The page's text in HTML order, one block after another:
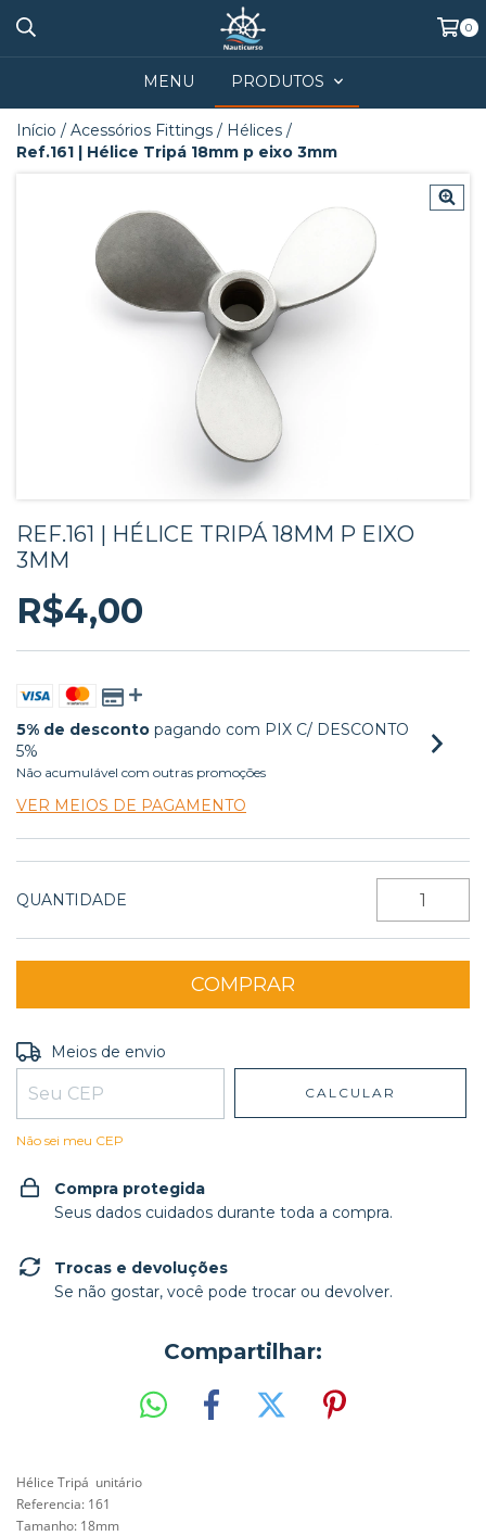
0
MENU PRODUTOS
Início / Acessórios Fittings / Hélices /
Ref.161 | Hélice Tripá 18mm p eixo 3mm
REF.161 | HÉLICE TRIPÁ 18MM P EIXO
3MM
R$4,00
5% de desconto pagando com PIX C/ DESCONTO
5%
Não acumulável com outras promoções
VER MEIOS DE PAGAMENTO
QUANTIDADE
Entregas para o CEP:
Meios de envio
CALCULAR
Não sei meu CEP
Compra protegida
Seus dados cuidados durante toda a compra.
Trocas e devoluções
Se não gostar, você pode trocar ou devolver.
Compartilhar:
Hélice Tripá unitário
Referencia: 161
Tamanho: 18mm